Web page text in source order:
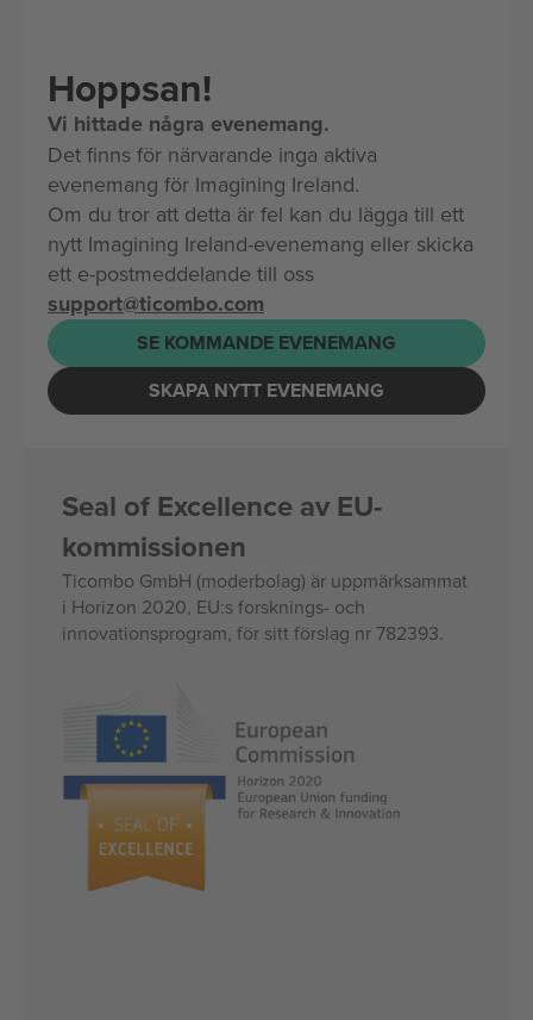
Hoppsan!
Vi hittade några evenemang.
Det finns för närvarande inga aktiva
evenemang för Imagining Ireland.
Om du tror att detta är fel kan du lägga till ett
nytt Imagining Ireland-evenemang eller skicka
ett e-postmeddelande till oss
support@ticombo.com
SE KOMMANDE EVENEMANG
SKAPA NYTT EVENEMANG
Seal of Excellence av EU-
kommissionen
Ticombo GmbH (moderbolag) är uppmärksammat
i Horizon 2020, EU:s forsknings- och
innovationsprogram, för sitt förslag nr 782393.